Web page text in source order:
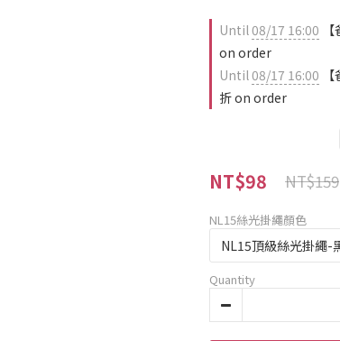
Until08/17 16:00
on order
Until08/17 16:00
折 on order
NT$98 NT$159
NL15絲光掛繩顏色
Quantity